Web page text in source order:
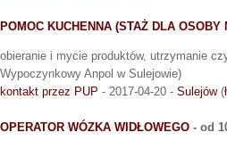
POMOC KUCHENNA (STAŻ DLA OSOBY
obieranie i mycie produktów, utrzymanie
Wypoczynkowy Anpol w Sulejowie)
kontakt przez PUP - 2017-04-20 - Sulejów(
OPERATOR WÓZKA WIDŁOWEGO - od